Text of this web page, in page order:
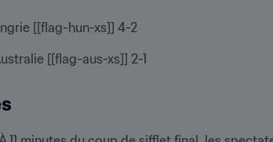
[[flag-hun-xs]] 4-2
[[flag-aus-xs]] 2-1